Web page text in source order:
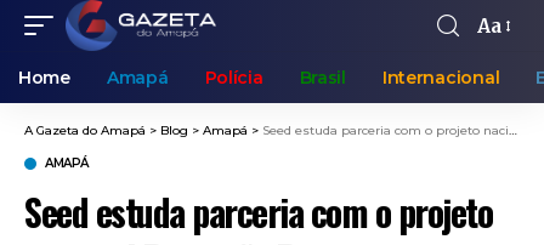
Aa
Home Amapá Polícia Brasil Internacional
A Gazeta do Amapá > Blog > Amapá > Seed estuda parceria com o projeto nacional Profissão Professor
AMAPÁ
Seed estuda parceria com o projeto